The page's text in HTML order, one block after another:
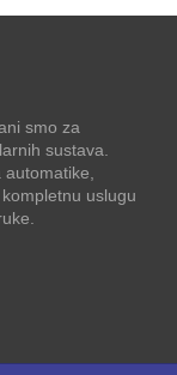
smo za
sustava.
uslugu